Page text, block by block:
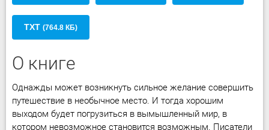
TXT (764.8 КБ)
О книге
Однажды может возникнуть сильное желание совершить
путешествие в необычное место. И тогда хорошим
выходом будет погрузиться в вымышленный мир, в
котором невозможное становится возможным. Писатели